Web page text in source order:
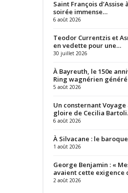
Saint François d’Assise
soirée immense…
6 août 2026
Teodor Currentzis et
en vedette pour une…
30 juillet 2026
À Bayreuth, le 150e
Ring wagnérien
5 août 2026
Un consternant Voyage
gloire de Cecilia
6 août 2026
À Silvacane : le
1 août 2026
George Benjamin : «
avaient cette exigence
2 août 2026